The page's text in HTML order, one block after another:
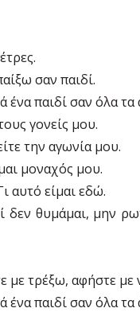
σαν παιδί.
παιδί σαν όλα τα
γονείς μου.
την αγωνία μου.
μοναχός μου.
αυτό είμαι εδώ.
δεν θυμάμαι, μην
με τρέξω, αφήστε με
παιδί σαν όλα τα